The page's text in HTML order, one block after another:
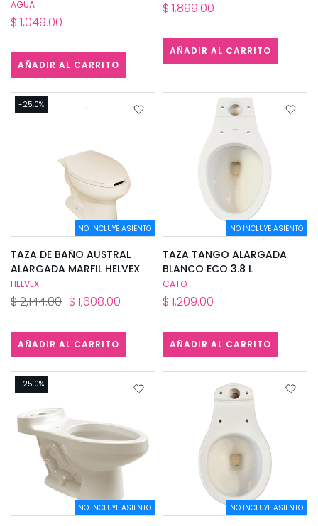
AGUA
$ 1,049.00
AÑADIR AL CARRITO
$ 1,899.00
AÑADIR AL CARRITO
-25.0%
NO INCLUYE ASIENTO
TAZA DE BAÑO AUSTRAL
ALARGADA MARFIL HELVEX
HELVEX
$ 2,144.00 $ 1,608.00
AÑADIR AL CARRITO
NO INCLUYE ASIENTO
TAZA TANGO ALARGADA
BLANCO ECO 3.8 L
CATO
$ 1,209.00
AÑADIR AL CARRITO
-25.0%
NO INCLUYE ASIENTO NO INCLUYE ASIENTO